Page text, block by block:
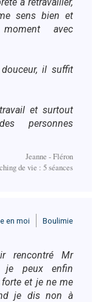
sens bien et
avec
il suffit
et surtout
personnes
Jeanne - Fléron
de vie : 5 séances
en moi Boulimie
rencontré Mr
peux enfin
et je ne me
je dis non à